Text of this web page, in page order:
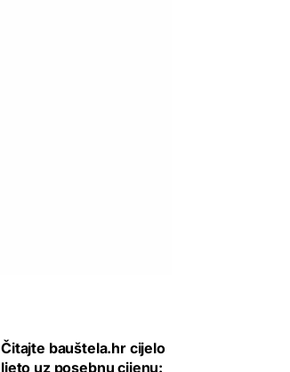
Čitajte bauštela.hr cijelo
ljeto uz posebnu cijenu: